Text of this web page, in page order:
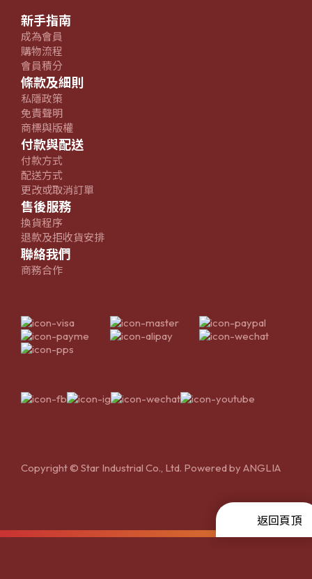
新手指南
成為會員
購物流程
會員積分
條款及細則
私隱政策
免責聲明
商標與版權
付款與配送
付款方式
配送方式
更改或取消訂單
售後服務
換貨程序
退款及拒收貨安排
聯絡我們
商務合作
Copyright © Star Industrial Co., Ltd. Powered byANGLIA
返回頁頂